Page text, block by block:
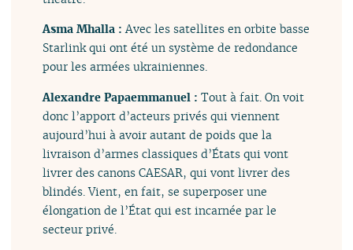
Asma Mhalla :Avec les satellites en orbite basse
Starlink qui ont été un système de redondance
pour les armées ukrainiennes.
Alexandre Papaemmanuel :Tout à fait. On voit
donc l’apport d’acteurs privés qui viennent
aujourd’hui à avoir autant de poids que la
livraison d’armes classiques d’États qui vont
livrer des canons CAESAR, qui vont livrer des
blindés. Vient, en fait, se superposer une
élongation de l’État qui est incarnée par le
secteur privé.